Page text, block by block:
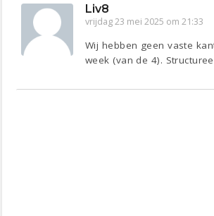
Liv8
vrijdag 23 mei 2025 om 21:33
Wij hebben geen vaste
week (van de 4).